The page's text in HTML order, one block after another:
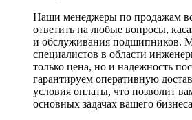
Наши менеджеры по продажам
ответить на любые вопросы,
и обслуживания подшипников.
специалистов в области
только цена, но и надежность
гарантируем оперативную
условия оплаты, что позволит
основных задачах вашего